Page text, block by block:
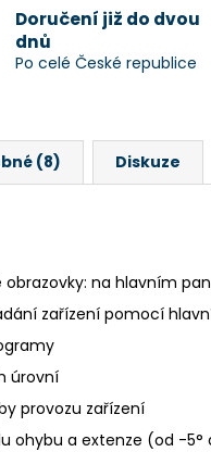
Doručení již do dvou
dnů
Po celé České republice
(8) Diskuze
obrazovky: na hlavním
zařízení pomocí
úrovní
provozu zařízení
ohybu a extenze (od -5°